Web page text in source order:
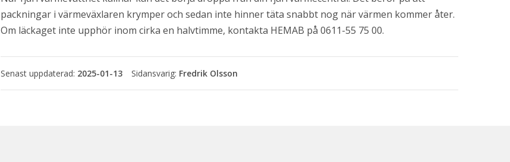
packningar i värmeväxlaren krymper och sedan inte hinner täta snabbt nog när värmen kommer åter.
Om läckaget inte upphör inom cirka en halvtimme, kontakta HEMAB på 0611-55 75 00.
Senast uppdaterad: 2025-01-13 Fredrik Olsson